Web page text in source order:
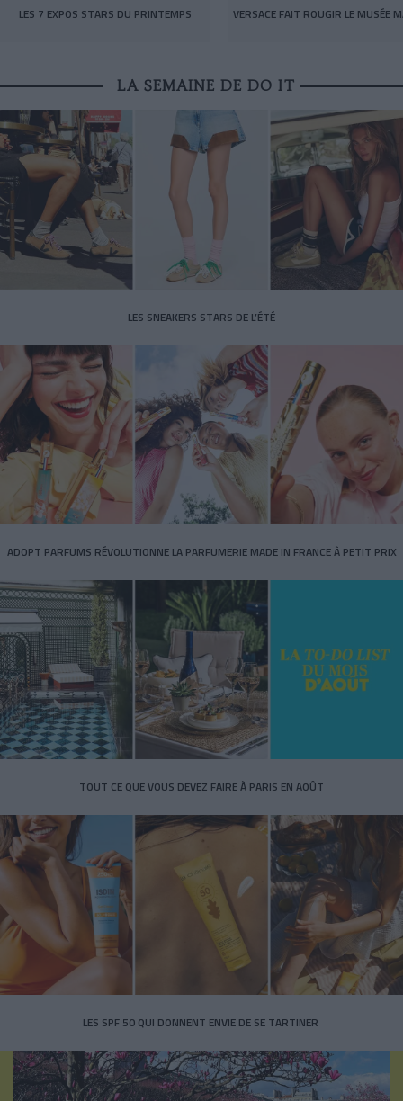
LES 7 EXPOS STARS DU PRINTEMPS VERSACE FAIT ROUGIR LE MUSÉE
LA SEMAINE DE DO IT
LES SNEAKERS STARS DE L’ÉTÉ
ADOPT PARFUMS RÉVOLUTIONNE LA PARFUMERIE MADE IN FRANCE À PETIT PRIX
TOUT CE QUE VOUS DEVEZ FAIRE À PARIS EN AOÛT
LES SPF 50 QUI DONNENT ENVIE DE SE TARTINER